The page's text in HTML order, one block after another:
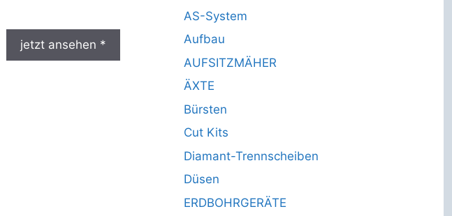
jetzt ansehen *
AS-System
Aufbau
AUFSITZMÄHER
ÄXTE
Bürsten
Cut Kits
Diamant-Trennscheiben
Düsen
ERDBOHRGERÄTE